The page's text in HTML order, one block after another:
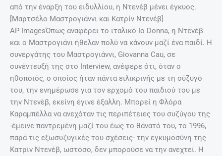
από την έναρξη του ειδυλλίου, η Ντενέβ μένει έγκυος.
[Μαρτσέλο Μαστρογιάννι και Κατρίν Ντενέβ]
AP ImagesΌπως αναφέρει το ιταλικό Io Donna, η Ντενέβ
και ο Μαστρογιάνι ήθελαν πολύ να κάνουν μαζί ένα παιδί. Η
συνεργάτης του Μαστρογιάννι, Giovanna Cau, σε
συνέντευξή της στο Interview, ανέφερε ότι, όταν ο
ηθοποιός, ο οποίος ήταν πάντα ειλικρινής με τη σύζυγό
του, την ενημέρωσε για τον ερχομό του παιδιού του με
την Ντενέβ, εκείνη έγινε έξαλλη. Μπορεί η Φλόρα
Καραμπέλλα να ανεχόταν τις περιπέτειες του συζύγου της
-έμεινε παντρεμένη μαζί του έως το θάνατό του, το 1996,
παρά τις εξωσυζυγικές του σχέσεις- την εγκυμοσύνη της
Κατρίν Ντενέβ, ωστόσο, δεν μπορούσε να την ανεχτεί. Η